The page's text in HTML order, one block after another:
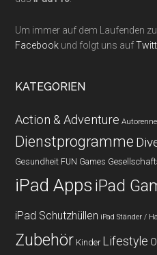
Um immer auf dem Laufenden
Facebook und folgt uns auf
KATEGORIEN
Action & Adventure
Dienstprogramme
Gesundheit FUN Games
iPad Apps iPad
iPad Schutzhüllen iPad Ständer /
Zubehör Kinder Lifestyle